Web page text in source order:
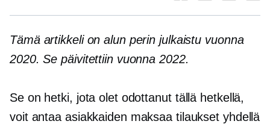
Tämä artikkeli on alun perin julkaistu vuonna
2020. Se päivitettiin vuonna 2022.
Se on hetki, jota olet odottanut tällä hetkellä,
voit antaa asiakkaiden maksaa tilaukset yhdellä